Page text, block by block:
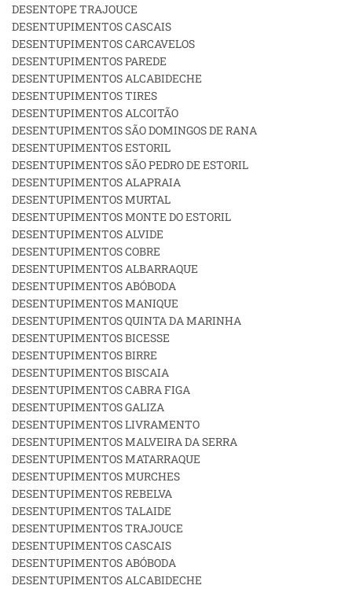
DESENTOPE TRAJOUCE
DESENTUPIMENTOS CASCAIS
DESENTUPIMENTOS CARCAVELOS
DESENTUPIMENTOS PAREDE
DESENTUPIMENTOS ALCABIDECHE
DESENTUPIMENTOS TIRES
DESENTUPIMENTOS ALCOITÃO
DESENTUPIMENTOS SÃO DOMINGOS DE RANA
DESENTUPIMENTOS ESTORIL
DESENTUPIMENTOS SÃO PEDRO DE ESTORIL
DESENTUPIMENTOS ALAPRAIA
DESENTUPIMENTOS MURTAL
DESENTUPIMENTOS MONTE DO ESTORIL
DESENTUPIMENTOS ALVIDE
DESENTUPIMENTOS COBRE
DESENTUPIMENTOS ALBARRAQUE
DESENTUPIMENTOS ABÓBODA
DESENTUPIMENTOS MANIQUE
DESENTUPIMENTOS QUINTA DA MARINHA
DESENTUPIMENTOS BICESSE
DESENTUPIMENTOS BIRRE
DESENTUPIMENTOS BISCAIA
DESENTUPIMENTOS CABRA FIGA
DESENTUPIMENTOS GALIZA
DESENTUPIMENTOS LIVRAMENTO
DESENTUPIMENTOS MALVEIRA DA SERRA
DESENTUPIMENTOS MATARRAQUE
DESENTUPIMENTOS MURCHES
DESENTUPIMENTOS REBELVA
DESENTUPIMENTOS TALAIDE
DESENTUPIMENTOS TRAJOUCE
DESENTUPIMENTOS CASCAIS
DESENTUPIMENTOS ABÓBODA
DESENTUPIMENTOS ALCABIDECHE